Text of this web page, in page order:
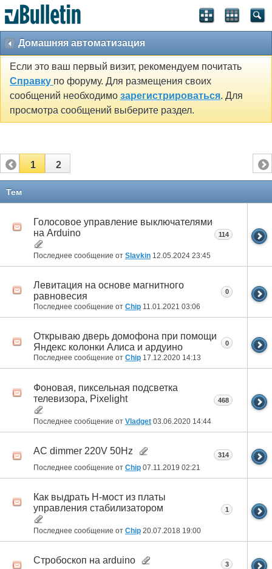
Домашняя автоматизация
Если это ваш первый визит, рекомендуем почитать
Справку по форуму. Для размещения своих
сообщений необходимо зарегистрироваться. Для
просмотра сообщений выберите раздел.
1 2
Тем
Голосовое управление выключателями
на Arduino
Последнее сообщение от Slavkin 12.05.2024 23:45
114
Левитация на основе магнитного
равновесия
Последнее сообщение от Chip 11.01.2021 03:06
0
Открываю дверь домофона при помощи
Яндекс колонки Алиса и ардуино
Последнее сообщение от Chip 17.12.2020 14:13
0
Фоновая, пиксельная подсветка
телевизора, Pixelight
Последнее сообщение от Vladget 03.06.2020 14:44
468
AC dimmer 220V 50Hz
Последнее сообщение от Chip 07.11.2019 02:21
314
Как выдрать Н-мост из платы
управления стабилизатором
Последнее сообщение от Chip 20.07.2018 19:00
1
Стробоскоп на arduino 3